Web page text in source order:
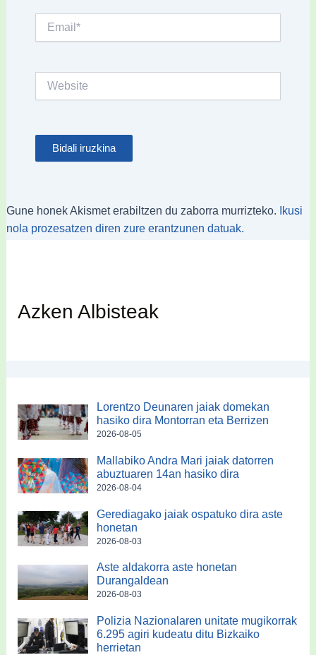
Gune honek Akismet erabiltzen du zaborra murrizteko.
Ikusi
nola prozesatzen diren zure erantzunen datuak.
Azken Albisteak
Lorentzo Deunaren jaiak domekan
hasiko dira Montorran eta Berrizen
2026-08-05
Mallabiko Andra Mari jaiak datorren
abuztuaren 14an hasiko dira
2026-08-04
Gerediagako jaiak ospatuko dira aste
honetan
2026-08-03
Aste aldakorra aste honetan
Durangaldean
2026-08-03
Polizia Nazionalaren unitate mugikorrak
6.295 agiri kudeatu ditu Bizkaiko
herrietan